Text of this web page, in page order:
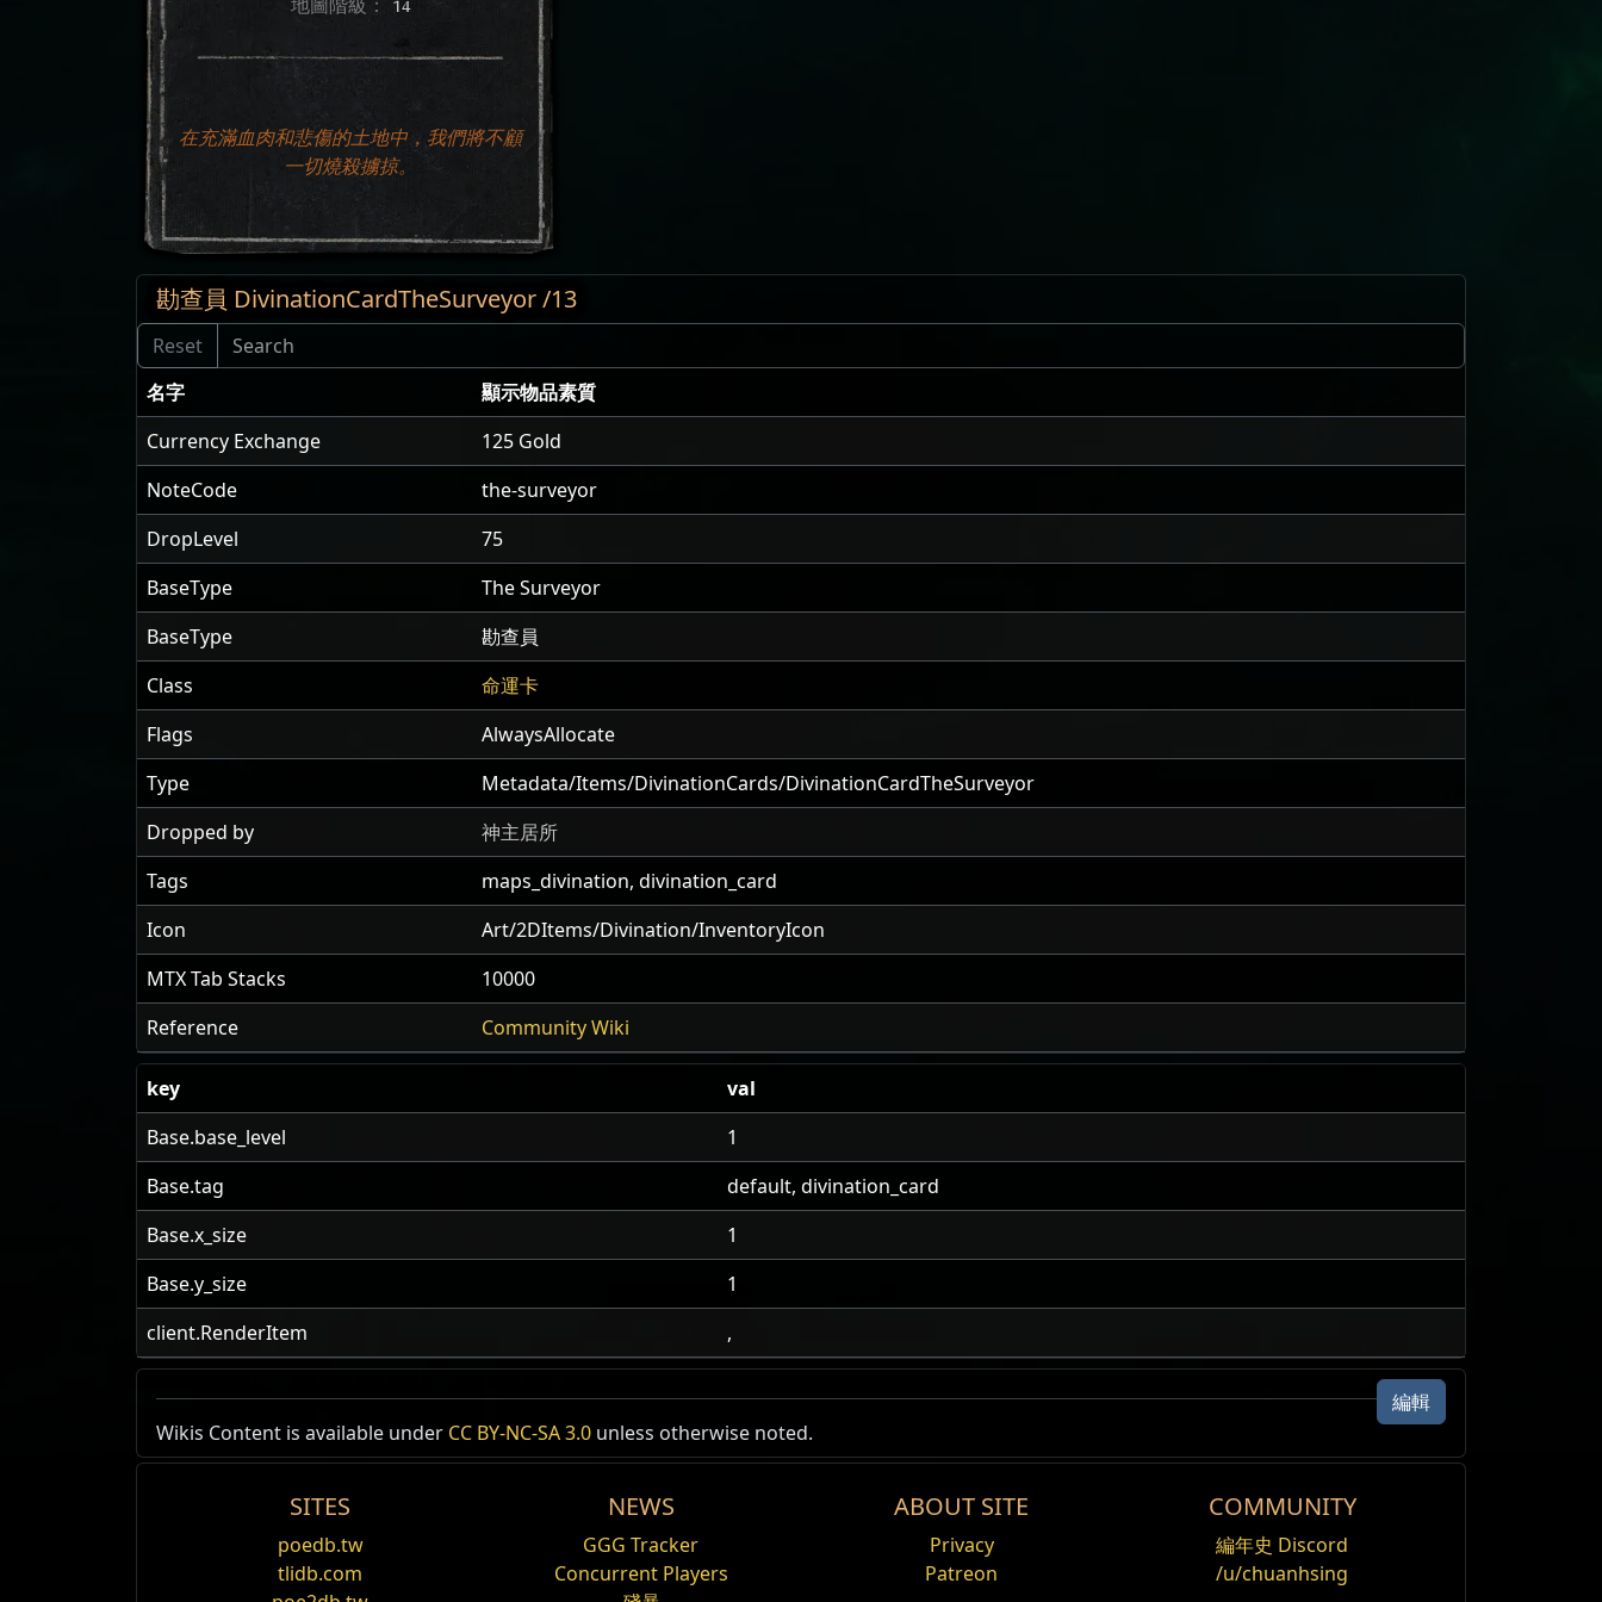
地圖階級： 14
在充滿血肉和悲傷的土地中，我們將不顧
一切燒殺擄掠。
勘查員 DivinationCardTheSurveyor /13
名字
顯示物品素質
Currency Exchange
125 Gold
NoteCode
the-surveyor
DropLevel
75
BaseType
The Surveyor
BaseType
勘查員
Class
命運卡
Flags
AlwaysAllocate
Type
Metadata/Items/DivinationCards/DivinationCardTheSurveyor
Dropped by
神主居所
Tags
maps_divination, divination_card
Icon
Art/2DItems/Divination/InventoryIcon
MTX Tab Stacks
10000
Reference
Community Wiki
key
val
Base.base_level
1
Base.tag
default, divination_card
Base.x_size
1
Base.y_size
1
client.RenderItem
,
編輯
Wikis Content is available under CC BY-NC-SA 3.0 unless otherwise noted.
SITES
poedb.tw
tlidb.com
NEWS
GGG Tracker
Concurrent Players
ABOUT SITE
Privacy
Patreon
COMMUNITY
編年史 Discord
/u/chuanhsing